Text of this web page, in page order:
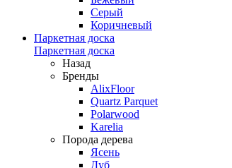
Серый
Коричневый
Паркетная доска
Паркетная доска
Назад
Бренды
AlixFloor
Quartz Parquet
Polarwood
Karelia
Порода дерева
Ясень
Дуб